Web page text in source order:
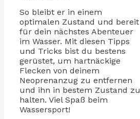
So bleibt er in einem
optimalen Zustand und bereit
für dein nächstes Abenteuer
im Wasser. Mit diesen Tipps
und Tricks bist du bestens
gerüstet, um hartnäckige
Flecken von deinem
Neoprenanzug zu entfernen
und ihn in bestem Zustand zu
halten. Viel Spaß beim
Wassersport!